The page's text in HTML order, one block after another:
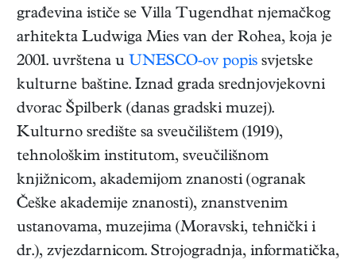
građevina ističe se Villa Tugendhat njemačkog
arhitekta Ludwiga Mies van der Rohea, koja je
2001. uvrštena u UNESCO-ov popis svjetske
kulturne baštine. Iznad grada srednjovjekovni
dvorac Špilberk (danas gradski muzej).
Kulturno središte sa sveučilištem (1919),
tehnološkim institutom, sveučilišnom
knjižnicom, akademijom znanosti (ogranak
Češke akademije znanosti), znanstvenim
ustanovama, muzejima (Moravski, tehnički i
dr.), zvjezdarnicom. Strojogradnja, informatička,